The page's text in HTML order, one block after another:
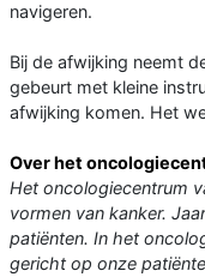
navigeren.
Bij de afwijking neemt
gebeurt met kleine
afwijking komen. Het
Over het
Het oncologiecentrum
vormen van kanker.
patiënten. In het
gericht op onze